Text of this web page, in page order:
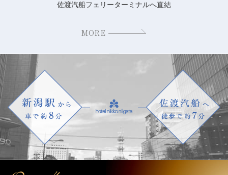
佐渡汽船フェリーターミナルへ直結
MORE